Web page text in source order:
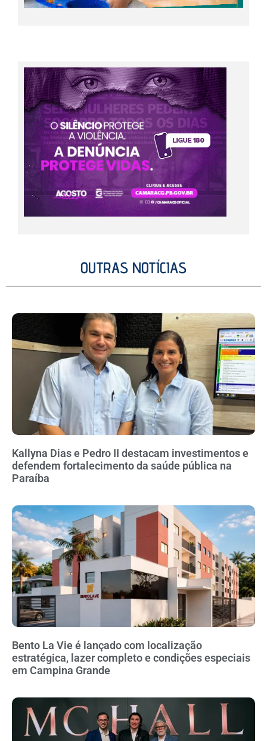
OUTRAS NOTÍCIAS
Kallyna Dias e Pedro II destacam investimentos e
defendem fortalecimento da saúde pública na
Paraíba
Bento La Vie é lançado com localização
estratégica, lazer completo e condições especiais
em Campina Grande